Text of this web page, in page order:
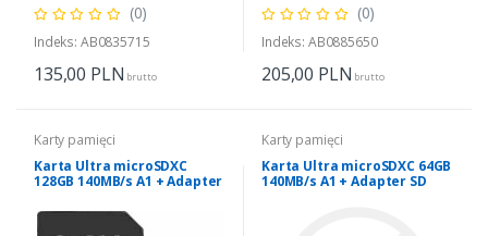
(0)
Indeks: AB0835715
135,00 PLN brutto
(0)
Indeks: AB0885650
205,00 PLN brutto
Karty pamięci
Karta Ultra microSDXC
128GB 140MB/s A1 + Adapter
Karty pamięci
Karta Ultra microSDXC 64GB
140MB/s A1 + Adapter SD